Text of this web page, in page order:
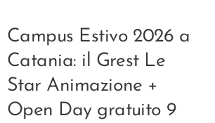
Campus Estivo 2026 a
Catania: il Grest Le
Star Animazione +
Open Day gratuito 9